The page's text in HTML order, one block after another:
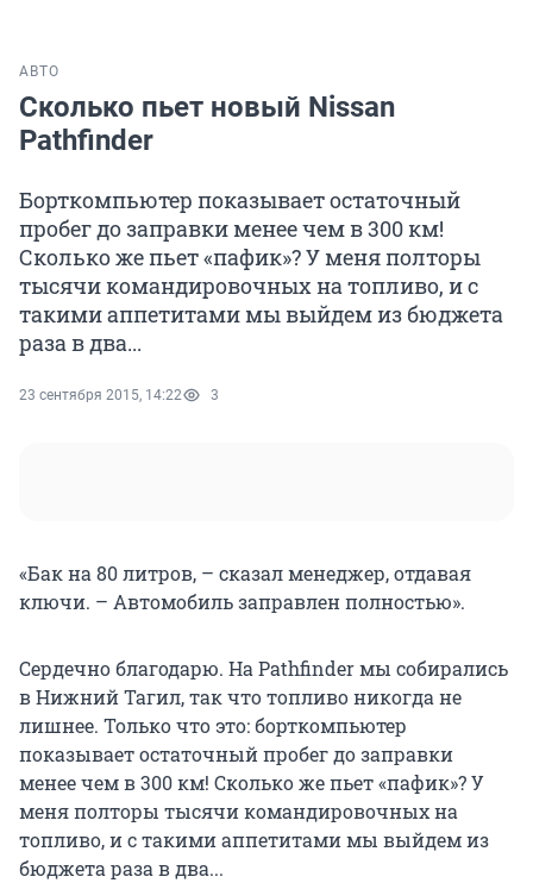
АВТО
Сколько пьет новый Nissan
Pathfinder
Борткомпьютер показывает остаточный
пробег до заправки менее чем в 300 км!
Сколько же пьет «пафик»? У меня полторы
тысячи командировочных на топливо, и с
такими аппетитами мы выйдем из бюджета
раза в два...
23 сентября 2015, 14:22 3
«Бак на 80 литров, – сказал менеджер, отдавая
ключи. – Автомобиль заправлен полностью».
Сердечно благодарю. На Pathfinder мы собирались
в Нижний Тагил, так что топливо никогда не
лишнее. Только что это: борткомпьютер
показывает остаточный пробег до заправки
менее чем в 300 км! Сколько же пьет «пафик»? У
меня полторы тысячи командировочных на
топливо, и с такими аппетитами мы выйдем из
бюджета раза в два...